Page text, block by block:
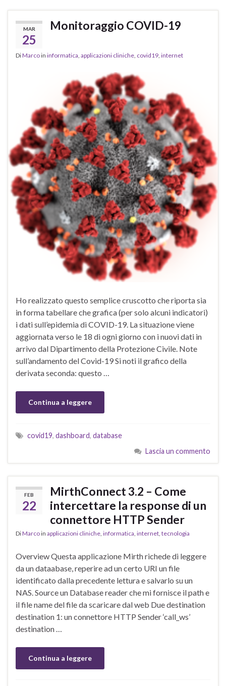
MAR
25
Monitoraggio COVID-19
DiMarcoin informatica applicazioni cliniche covid19 internet
Ho realizzato questo semplice cruscotto che riporta sia
in forma tabellare che grafica (per solo alcuni indicatori)
i dati sull’epidemia di COVID-19. La situazione viene
aggiornata verso le 18 di ogni giorno con i nuovi dati in
arrivo dal Dipartimento della Protezione Civile. Note
sull’andamento del Covid-19 Si noti il grafico della
derivata seconda: questo …
Continua a leggere
covid19, dashboard, database
Lascia un commento
FEB
22
MirthConnect 3.2 – Come
intercettare la response di un
connettore HTTP Sender
DiMarcoin applicazioni cliniche informatica internet tecnologia
Overview Questa applicazione Mirth richede di leggere
da un dataabase, reperire ad un certo URI un file
identificato dalla precedente lettura e salvarlo su un
NAS. Source un Database reader che mi fornisce il path e
il file name del file da scaricare dal web Due destination
destination 1: un connettore HTTP Sender ‘call_ws’
destination …
Continua a leggere